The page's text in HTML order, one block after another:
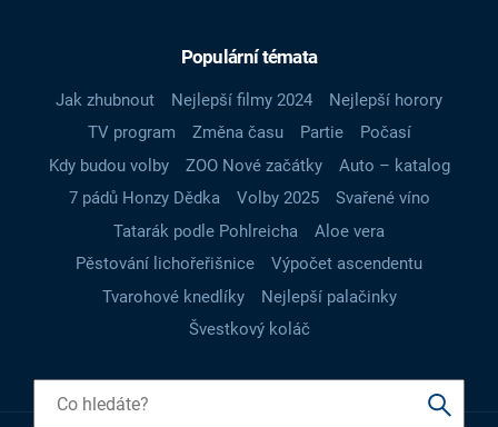
Populární témata
Jak zhubnout Nejlepší filmy 2024
Nejlepší horory
TV program
Změna času Partie
Počasí
Kdy budou volby
ZOO Nové začátky
Auto – katalog
7 pádů Honzy Dědka
Volby 2025
Svařené víno
Tatarák podle Pohlreicha
Aloe vera
Pěstování lichořeřišnice
Výpočet ascendentu
Tvarohové knedlíky
Nejlepší palačinky
Švestkový koláč